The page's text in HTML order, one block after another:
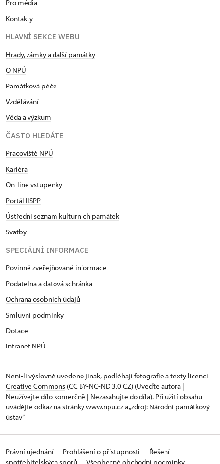
Pro média
Kontakty
HLAVNÍ SEKCE WEBU
Hrady, zámky a další památky
O NPÚ
Památková péče
Vzdělávání
Věda a výzkum
ČASTO HLEDÁTE
Pracoviště NPÚ
Kariéra
On-line vstupenky
Portál IISPP
Ústřední seznam kulturních památek
Svatby
SPECIÁLNÍ INFORMACE
Povinně zveřejňované informace
Podatelna a datová schránka
Ochrana osobních údajů
Smluvní podmínky
Dotace
Intranet NPÚ
Není-li výslovně uvedeno jinak, podléhají fotografie a texty licenci
Creative Commons (CC BY-NC-ND 3.0 CZ) (Uveďte autora |
Neužívejte dílo komerčně | Nezasahujte do díla). Při užití obsahu
uvádějte odkaz na stránky www.npu.cz a „zdroj: Národní památkový
ústav“
Právní ujednání Prohlášení o přístupnosti
Řešení
spotřebitelských sporů
Všeobecné obchodní podmínky